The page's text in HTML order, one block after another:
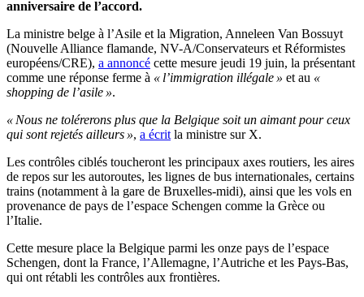
anniversaire de l’accord.
La ministre belge à l’Asile et la Migration, Anneleen Van Bossuyt
(Nouvelle Alliance flamande, NV-A/Conservateurs et Réformistes
européens/CRE), a annoncé cette mesure jeudi 19 juin, la présentant
comme une réponse ferme à « l’immigration illégale » et au «
shopping de l’asile ».
« Nous ne tolérerons plus que la Belgique soit un aimant pour ceux
qui sont rejetés ailleurs », a écrit la ministre sur X.
Les contrôles ciblés toucheront les principaux axes routiers, les aires
de repos sur les autoroutes, les lignes de bus internationales, certains
trains (notamment à la gare de Bruxelles-midi), ainsi que les vols en
provenance de pays de l’espace Schengen comme la Grèce ou
l’Italie.
Cette mesure place la Belgique parmi les onze pays de l’espace
Schengen, dont la France, l’Allemagne, l’Autriche et les Pays-Bas,
qui ont rétabli les contrôles aux frontières.